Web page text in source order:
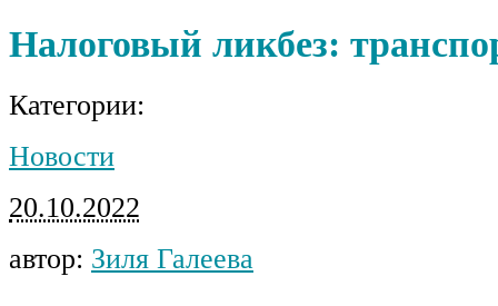
Налоговый ликбез:
Категории:
Новости
20.10.2022
автор: Зиля Галеева